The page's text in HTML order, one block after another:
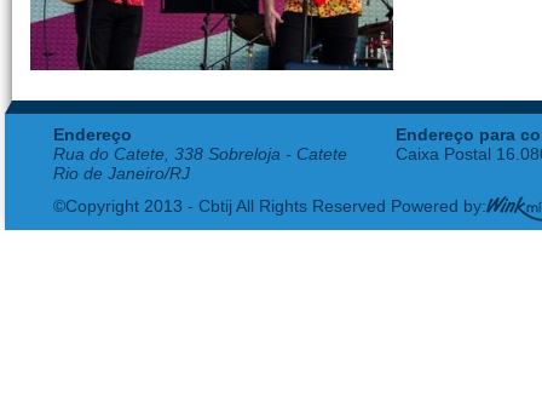
Endereço
Rua do Catete, 338 Sobreloja - Catete
Rio de Janeiro/RJ
Endereço para
Caixa Postal
©Copyright 2013 - Cbtij All Rights Reserved Powered by: